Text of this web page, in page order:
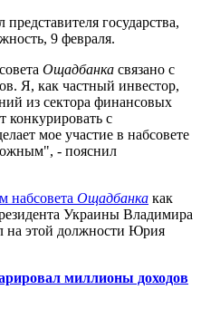
государства,
9 февраля.
Ощадбанка связано с
Я, как частный инвестор,
из сектора финансовых
конкурировать с
мое участие в набсовете
- пояснил
набсовета Ощадбанка как
Украины Владимира
на этой должности Юрия
миллионы доходов